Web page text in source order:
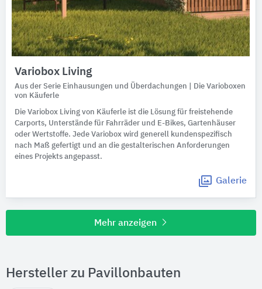
Variobox Living
Aus der Serie Einhausungen und Überdachungen | Die Varioboxen
von Käuferle
Die Variobox Living von Käuferle ist die Lösung für freistehende
Carports, Unterstände für Fahrräder und E-Bikes, Gartenhäuser
oder Wertstoffe. Jede Variobox wird generell kundenspezifisch
nach Maß gefertigt und an die gestalterischen Anforderungen
eines Projekts angepasst.
Galerie
Mehr anzeigen
Hersteller zu Pavillonbauten